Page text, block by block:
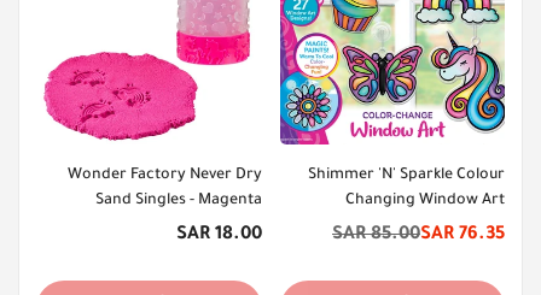
Shimmer 'N' Sparkle Colour
Changing Window Art
سعر
76.35 SAR
السعر
85.00 SAR
Wonder Factory Never Dry
Sand Singles - Magenta
السعر
18.00 SAR